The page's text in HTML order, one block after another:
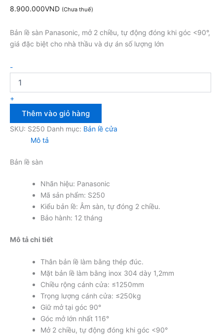
8.900.000VND (Chưa thuế)
Bản lề sàn Panasonic, mở 2 chiều, tự động đóng khi góc <90°,
giá đặc biệt cho nhà thầu và dự án số lượng lớn
-
+
Thêm vào giỏ hàng
SKU: S250 Danh mục: Bản lề cửa
Mô tả
Bản lề sàn
Nhãn hiệu: Panasonic
Mã sản phẩm: S250
Kiểu bản lề: Âm sàn, tự đóng 2 chiều.
Bảo hành: 12 tháng
Mô tả chi tiết
Thân bản lề làm bằng thép đúc.
Mặt bản lề làm bằng inox 304 dày 1,2mm
Chiều rộng cánh cửa: ≤1250mm
Trọng lượng cánh cửa: ≤250kg
Giữ mở tại góc 90°
Góc mở lớn nhất 116°
Mở 2 chiều, tự động đóng khi góc <90°